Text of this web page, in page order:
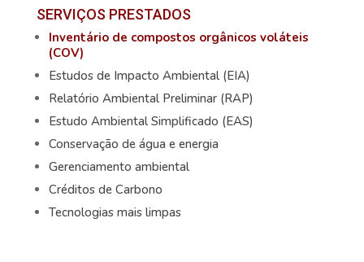
SERVIÇOS PRESTADOS
Inventário de compostos orgânicos voláteis
(COV)
Estudos de Impacto Ambiental (EIA)
Relatório Ambiental Preliminar (RAP)
Estudo Ambiental Simplificado (EAS)
Conservação de água e energia
Gerenciamento ambiental
Créditos de Carbono
Tecnologias mais limpas